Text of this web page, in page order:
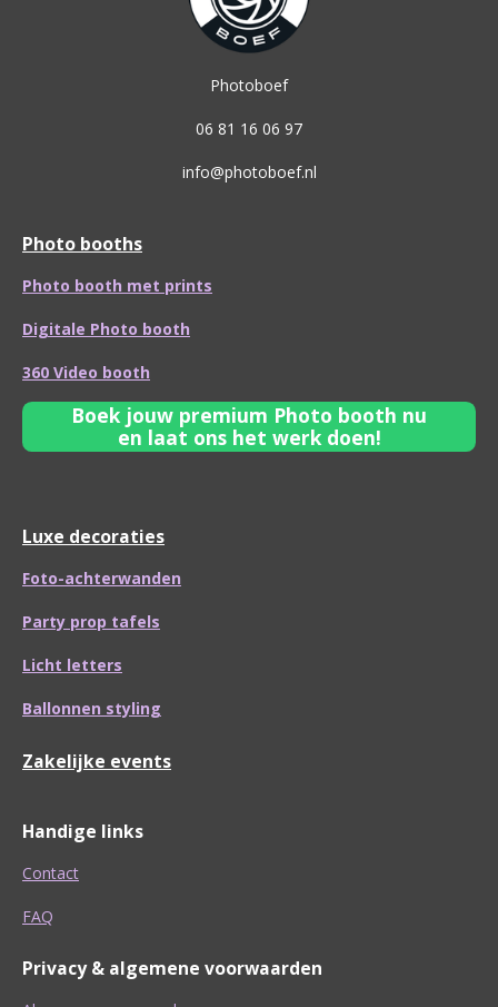
Photoboef
06 81 16 06 97
info@photoboef.nl
Photo booths
Photo booth met prints
Digitale Photo booth
360 Video booth
Boek jouw premium Photo booth nu
en laat ons het werk doen!
Luxe decoraties
Foto-achterwanden
Party prop tafels
Licht letters
Ballonnen styling
Zakelijke events
Handige links
Contact
FAQ
Privacy & algemene voorwaarden